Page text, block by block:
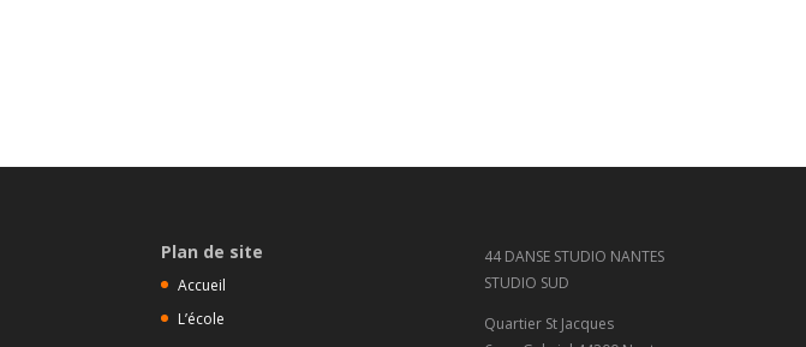
Plan de site
Accueil
L’école
44 DANSE STUDIO NANTES
STUDIO SUD
Quartier St Jacques